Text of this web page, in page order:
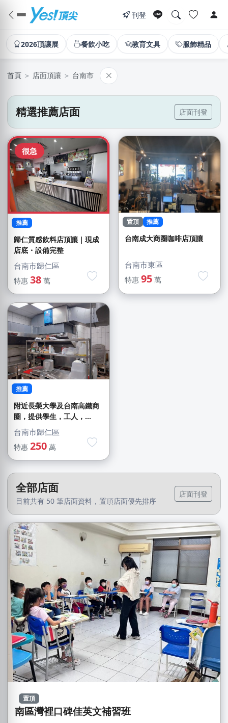
刊登
2026頂讓展 餐飲小吃 教育文具 服飾精品
首頁 ＞ 店面頂讓 ＞ 台南市
精選推薦店面 店面刊登
很急
推薦
歸仁質感飲料店頂讓｜現成
店底・設備完整
台南市歸仁區
特惠 38 萬
置頂 推薦
台南成大商圈咖啡店頂讓
台南市東區
特惠 95 萬
推薦
附近長榮大學及台南高鐵商
圈，提供學生，工人，...
台南市歸仁區
特惠 250 萬
全部店面
目前共有 50 筆店面資料，置頂店面優先排序
店面刊登
置頂
南區灣裡口碑佳英文補習班